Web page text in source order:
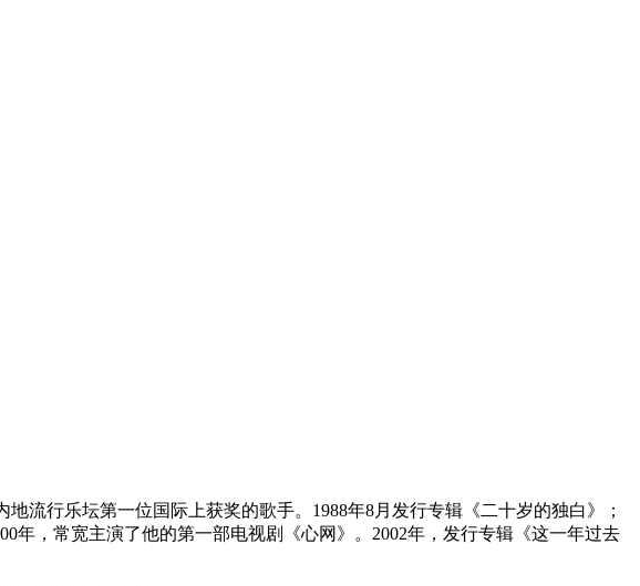
流行乐坛第一位国际上获奖的歌手。1988年8月发行专辑《二十岁的独白》；
年，常宽主演了他的第一部电视剧《心网》。2002年，发行专辑《这一年过去